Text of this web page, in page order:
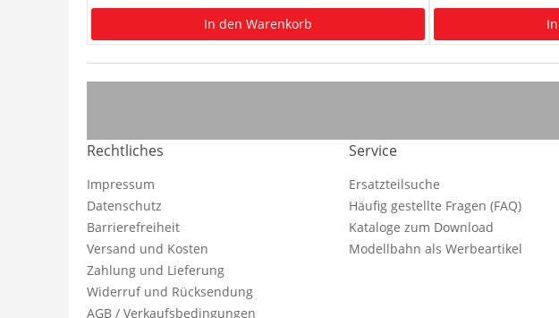
In den Warenkorb
Rechtliches
Impressum
Datenschutz
Barrierefreiheit
Versand und Kosten
Zahlung und Lieferung
Widerruf und Rücksendung
AGB / Verkaufsbedingungen
Service
Ersatzteilsuche
Häufig gestellte Fragen (FAQ)
Kataloge zum Download
Modellbahn als Werbeartikel